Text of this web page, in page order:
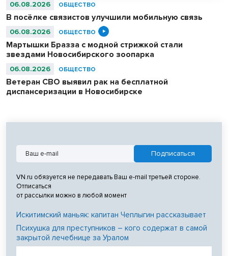
06.08.2026 ОБЩЕСТВО
В посёлке связистов улучшили мобильную связь
06.08.2026 ОБЩЕСТВО
Мартышки Бразза с модной стрижкой стали
звездами Новосибирского зоопарка
06.08.2026 ОБЩЕСТВО
Ветеран СВО выявил рак на бесплатной
диспансеризации в Новосибирске
VN.ru обязуется не передавать Ваш e-mail третьей стороне.
Отписаться
от рассылки можно в любой момент
Искитимский маньяк: капитан Чеплыгин рассказывает
Психушка для преступников – кого содержат в самой
закрытой лечебнице за Уралом